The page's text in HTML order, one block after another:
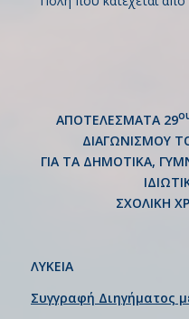
ΑΠΟΤΕΛΕΣΜΑΤΑ 29
ΔΙΑΓΩΝΙΣΜΟΥ
ΓΙΑ ΤΑ ΔΗΜΟΤΙΚΑ,
ΣΧΟΛΙΚΗ
ΛΥΚΕΙΑ
Συγγραφή Διηγήματος